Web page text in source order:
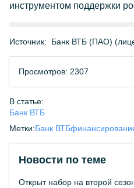
инструментом поддержки
Источник: Банк ВТБ (ПАО)
Просмотров: 2307
В статье:
Банк ВТБ
Метки:Банк ВТБ
Новости по теме
Открыт набор на второй